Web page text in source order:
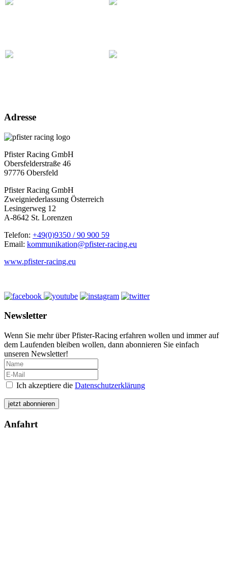
Adresse
Pfister Racing GmbH
Obersfelderstraße 46
97776 Obersfeld
Pfister Racing GmbH
Zweigniederlassung Österreich
Lesingerweg 12
A-8642 St. Lorenzen
Telefon: +49(0)9350 / 90 900 59
Email: kommunikation@pfister-racing.eu
www.pfister-racing.eu
Newsletter
Wenn Sie mehr über Pfister-Racing erfahren wollen und immer auf
dem Laufenden bleiben wollen, dann abonnieren Sie einfach
unseren Newsletter!
Ich akzeptiere die Datenschutzerklärung
Anfahrt